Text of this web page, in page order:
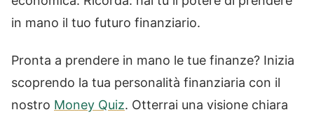
in mano il tuo futuro finanziario.
Pronta a prendere in mano le tue finanze? Inizia
scoprendo la tua personalità finanziaria con il
nostro Money Quiz. Otterrai una visione chiara